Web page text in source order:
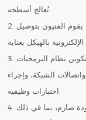
2. الفنيون بتوصيل
3. نظام البرمجيات
الشبكة، وإجراء
4. صارم، بما في ذلك